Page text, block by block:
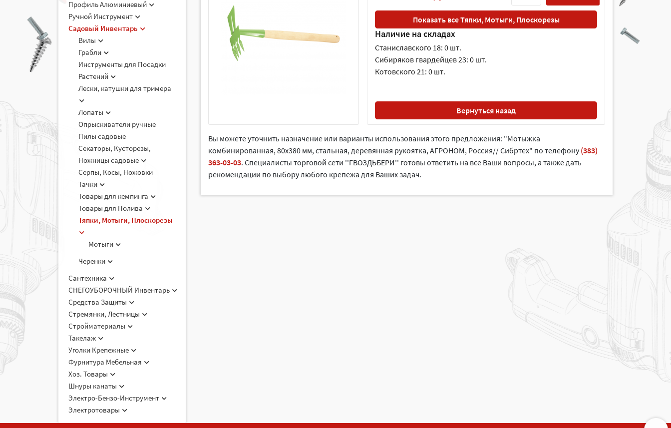
Профиль Алюминиевый
Ручной Инструмент
Садовый Инвентарь
Вилы
Грабли
Инструменты для Посадки
Растений
Лески, катушки для тримера
Лопаты
Опрыскиватели ручные
Пилы садовые
Секаторы, Кусторезы,
Ножницы садовые
Серпы, Косы, Ножовки
Тачки
Товары для кемпинга
Товары для Полива
Тяпки, Мотыги, Плоскорезы
Мотыги
Черенки
Сантехника
СНЕГОУБОРОЧНЫЙ Инвентарь
Средства Защиты
Стремянки, Лестницы
Стройматериалы
Такелаж
Уголки Крепежные
Фурнитура Мебельная
Хоз. Товары
Шнуры канаты
Электро-Бензо-Инструмент
Электротовары
Показать все Тяпки, Мотыги, Плоскорезы
Наличие на складах
Станиславского 18: 0 шт.
Сибиряков гвардейцев 23: 0 шт.
Котовского 21: 0 шт.
Вернуться назад
Вы можете уточнить назначение или варианты использования этого предложения: "Мотыжка
комбинированная, 80х380 мм, стальная, деревянная рукоятка, АГРОНОМ, Россия// Сибртех" по телефону(383)
363-03-03. Cпециалисты торговой сети ''ГВОЗДЬБЕРИ'' готовы ответить на все Ваши вопросы, а также дать
рекомендации по выбору любого крепежа для Ваших задач.